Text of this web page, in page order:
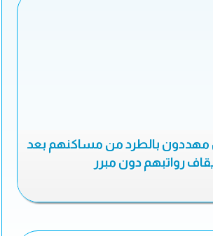
مهددون بالطرد من مساكنهم بعد
رواتبهم دون مبرر